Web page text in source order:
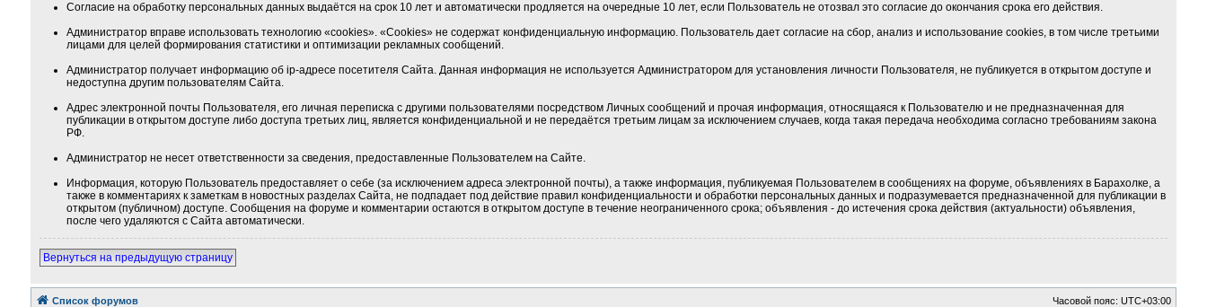
Согласие на обработку персональных данных выдаётся на срок 10 лет и автоматически продляется на очередные 10 лет, если Пользователь не отозвал это согласие до окончания срока его действия.
Администратор вправе использовать технологию «cookies». «Cookies» не содержат конфиденциальную информацию. Пользователь дает согласие на сбор, анализ и использование cookies, в том числе третьими
лицами для целей формирования статистики и оптимизации рекламных сообщений.
Администратор получает информацию об ip-адресе посетителя Сайта. Данная информация не используется Администратором для установления личности Пользователя, не публикуется в открытом доступе и
недоступна другим пользователям Сайта.
Адрес электронной почты Пользователя, его личная переписка с другими пользователями посредством Личных сообщений и прочая информация, относящаяся к Пользователю и не предназначенная для
публикации в открытом доступе либо доступа третьих лиц, является конфиденциальной и не передаётся третьим лицам за исключением случаев, когда такая передача необходима согласно требованиям закона
РФ.
Администратор не несет ответственности за сведения, предоставленные Пользователем на Сайте.
Информация, которую Пользователь предоставляет о себе (за исключением адреса электронной почты), а также информация, публикуемая Пользователем в сообщениях на форуме, объявлениях в Барахолке, а
также в комментариях к заметкам в новостных разделах Сайта, не подпадает под действие правил конфиденциальности и обработки персональных данных и подразумевается предназначенной для публикации в
открытом (публичном) доступе. Сообщения на форуме и комментарии остаются в открытом доступе в течение неограниченного срока; объявления - до истечения срока действия (актуальности) объявления,
после чего удаляются с Сайта автоматически.
Вернуться на предыдущую страницу
Список форумов Часовой пояс:UTC+03:00